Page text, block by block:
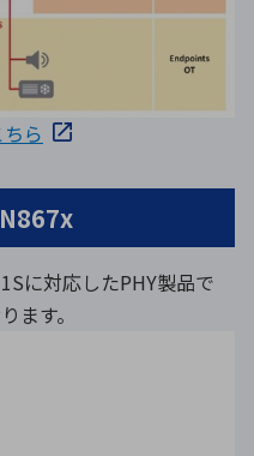
ら
に対応したPHY製品で
ます。